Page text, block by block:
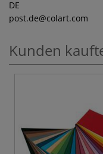
DE
post.de@colart.com
Kunden